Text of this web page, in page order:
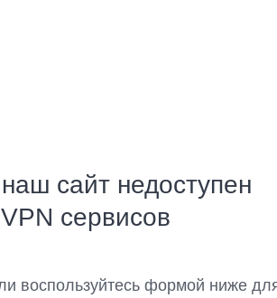
сайт недоступен
сервисов
воспользуйтесь формой ниже